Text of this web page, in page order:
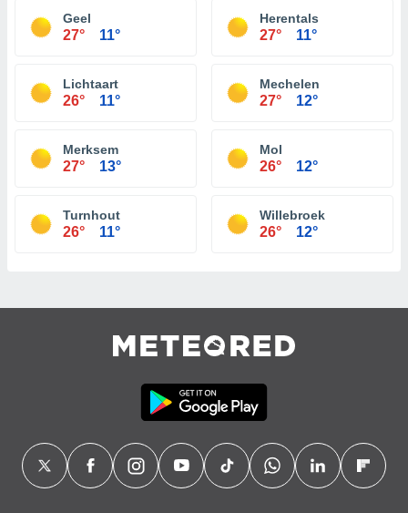
Geel
27° 11°
Herentals
27° 11°
Lichtaart
26° 11°
Mechelen
27° 12°
Merksem
27° 13°
Mol
26° 12°
Turnhout
26° 11°
Willebroek
26° 12°